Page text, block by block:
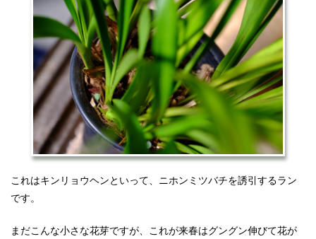
これはキンリョウヘンといって、ニホンミツバチを誘引するラン
です。
まだこんな小さな花芽ですが、これが来春はグングン伸びて花が